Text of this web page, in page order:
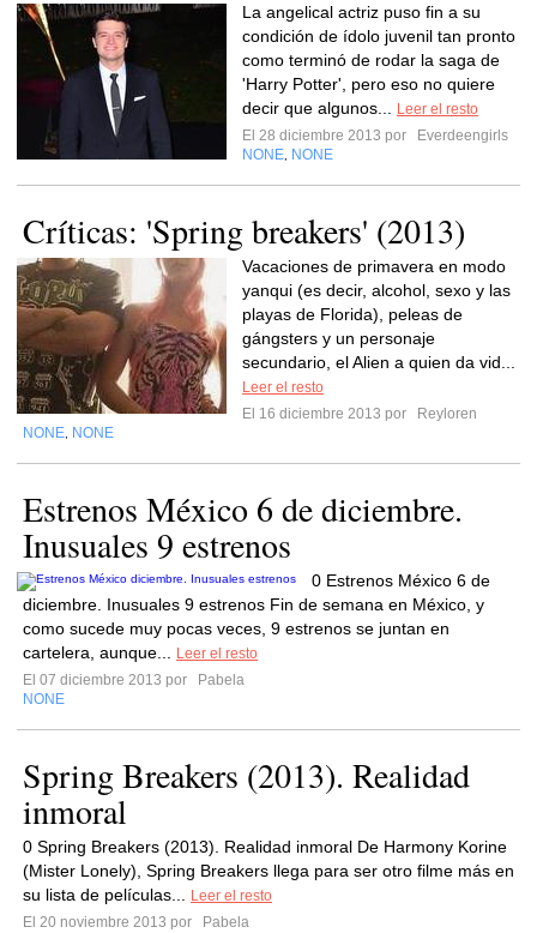
La angelical actriz puso fin a su
condición de ídolo juvenil tan pronto
como terminó de rodar la saga de
'Harry Potter', pero eso no quiere
decir que algunos...
Leer el resto
El 28 diciembre 2013 por
Everdeengirls
NONE NONE
Críticas: 'Spring breakers' (2013)
Vacaciones de primavera en modo
yanqui (es decir, alcohol, sexo y las
playas de Florida), peleas de
gángsters y un personaje
secundario, el Alien a quien da vid...
Leer el resto
El 16 diciembre 2013 por
Reyloren
NONE NONE
Estrenos México 6 de diciembre.
Inusuales 9 estrenos
0 Estrenos México 6 de
diciembre. Inusuales 9 estrenos Fin de semana en México, y
como sucede muy pocas veces, 9 estrenos se juntan en
cartelera, aunque...
Leer el resto
El 07 diciembre 2013 por
Pabela
NONE
Spring Breakers (2013). Realidad
inmoral
0 Spring Breakers (2013). Realidad inmoral De Harmony Korine
(Mister Lonely), Spring Breakers llega para ser otro filme más en
su lista de películas...
Leer el resto
El 20 noviembre 2013 por
Pabela